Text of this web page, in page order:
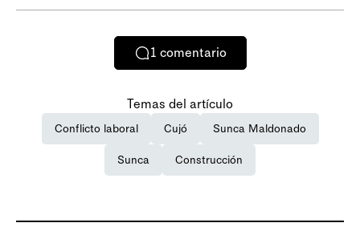
1 comentario
Temas del artículo
Conflicto laboral Cujó Sunca Maldonado
Sunca Construcción